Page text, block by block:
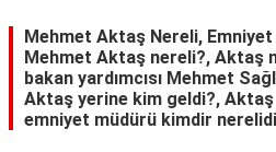
Mehmet Aktaş Nereli, Emniyet
Mehmet Aktaş nereli?, Aktaş
bakan yardımcısı Mehmet
Aktaş yerine kim geldi?,
emniyet müdürü kimdir